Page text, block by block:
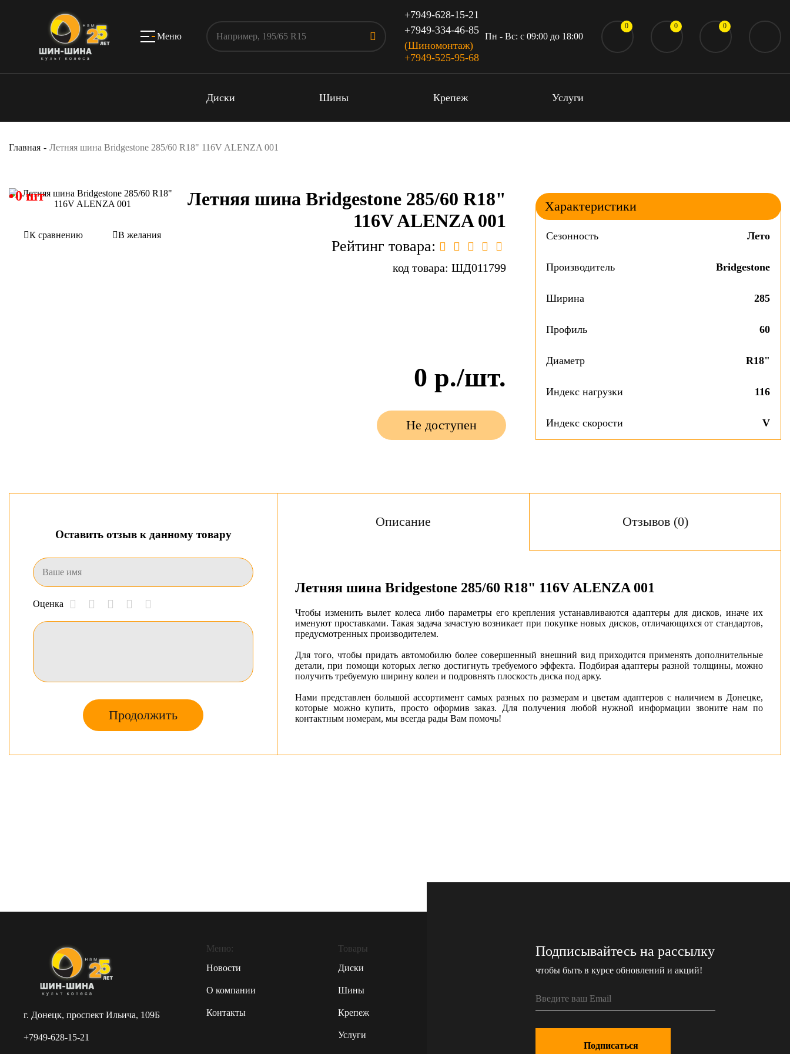
Меню
+7949-628-15-21
+7949-334-46-85
(Шиномонтаж)
+7949-525-95-68
Пн - Вс: c 09:00 до 18:00
0 0 0
Диски Шины Крепеж Услуги
Главная Летняя шина Bridgestone 285/60 R18" 116V ALENZA 001
0 шт
К сравнению В желания
Летняя шина Bridgestone 285/60 R18"
116V ALENZA 001
Рейтинг товара:
код товара: ШД011799
0 р./шт.
Не доступен
Характеристики
Сезонность Лето
Производитель Bridgestone
Ширина 285
Профиль 60
Диаметр R18"
Индекс нагрузки 116
Индекс скорости V
Оставить отзыв к данному товару
Оценка
Продолжить
Описание Отзывов (0)
Летняя шина Bridgestone 285/60 R18" 116V ALENZA 001
Чтобы изменить вылет колеса либо параметры его крепления устанавливаются адаптеры для дисков, иначе их
именуют проставками. Такая задача зачастую возникает при покупке новых дисков, отличающихся от стандартов,
предусмотренных производителем.
Для того, чтобы придать автомобилю более совершенный внешний вид приходится применять дополнительные
детали, при помощи которых легко достигнуть требуемого эффекта. Подбирая адаптеры разной толщины, можно
получить требуемую ширину колеи и подровнять плоскость диска под арку.
Нами представлен большой ассортимент самых разных по размерам и цветам адаптеров с наличием в Донецке,
которые можно купить, просто оформив заказ. Для получения любой нужной информации звоните нам по
контактным номерам, мы всегда рады Вам помочь!
г. Донецк, проспект Ильича, 109Б
+7949-628-15-21
Меню:
Новости
О компании
Контакты
Товары
Диски
Шины
Крепеж
Услуги
Подписывайтесь на рассылку
чтобы быть в курсе обновлений и акций!
Подписаться